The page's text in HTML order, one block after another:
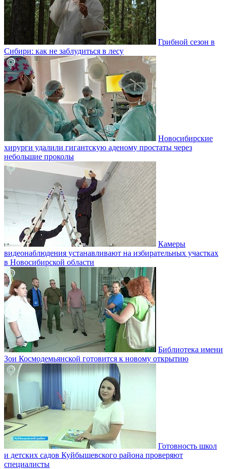
Грибной сезон в
Сибири: как не заблудиться в лесу
Новосибирские
хирурги удалили гигантскую аденому простаты через
небольшие проколы
Камеры
видеонаблюдения устанавливают на избирательных участках
в Новосибирской области
Библиотека имени
Зои Космодемьянской готовится к новому открытию
Готовность школ
и детских садов Куйбышевского района проверяют
специалисты